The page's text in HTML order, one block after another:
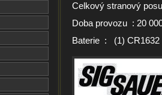
Celkový stranový
Doba provozu : 20
Baterie : (1) CR1632